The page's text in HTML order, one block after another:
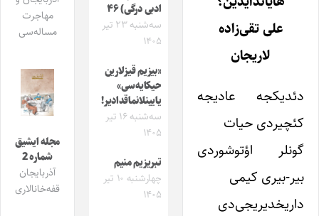
علی تقی‌زاده
لاریجان
دئدیکجه عادیجه
کئچیردی حیات
گونلر اؤتوشوردی
بیر-بیری کیمی
داریخدیریجی‌دی
ادبی درگی) ۴۶
سه‌شنبه ۲۳ تیر
۱۴۰۵
«بیزیم قیزلارین
حیکایه‌سی»
یایینلانماقدادیر!
سه‌شنبه ۱۶ تیر
۱۴۰۵
تبریزیم منیم
چهارشنبه ۱۰ تیر
۱۴۰۵
مهاجرت
مساله‌سی
مجله ایشیق
شماره 2
آذربایجان
قفه‌خانالاری